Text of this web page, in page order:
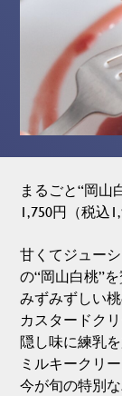
まるごと“岡山
1,750円（税込
甘くてジュー
の“岡山白桃”
みずみずしい
カスタードク
隠し味に練乳
ミルキークリ
今が旬の特別